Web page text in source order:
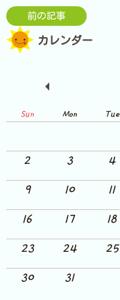
前の記事
カレンダー
Sun Mon Tue
2
3 4
9
10 11
16
17 18
23
24 25
30
31